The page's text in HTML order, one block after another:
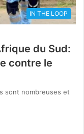
IN THE LOOP
du Sud:
contre le
sont nombreuses et